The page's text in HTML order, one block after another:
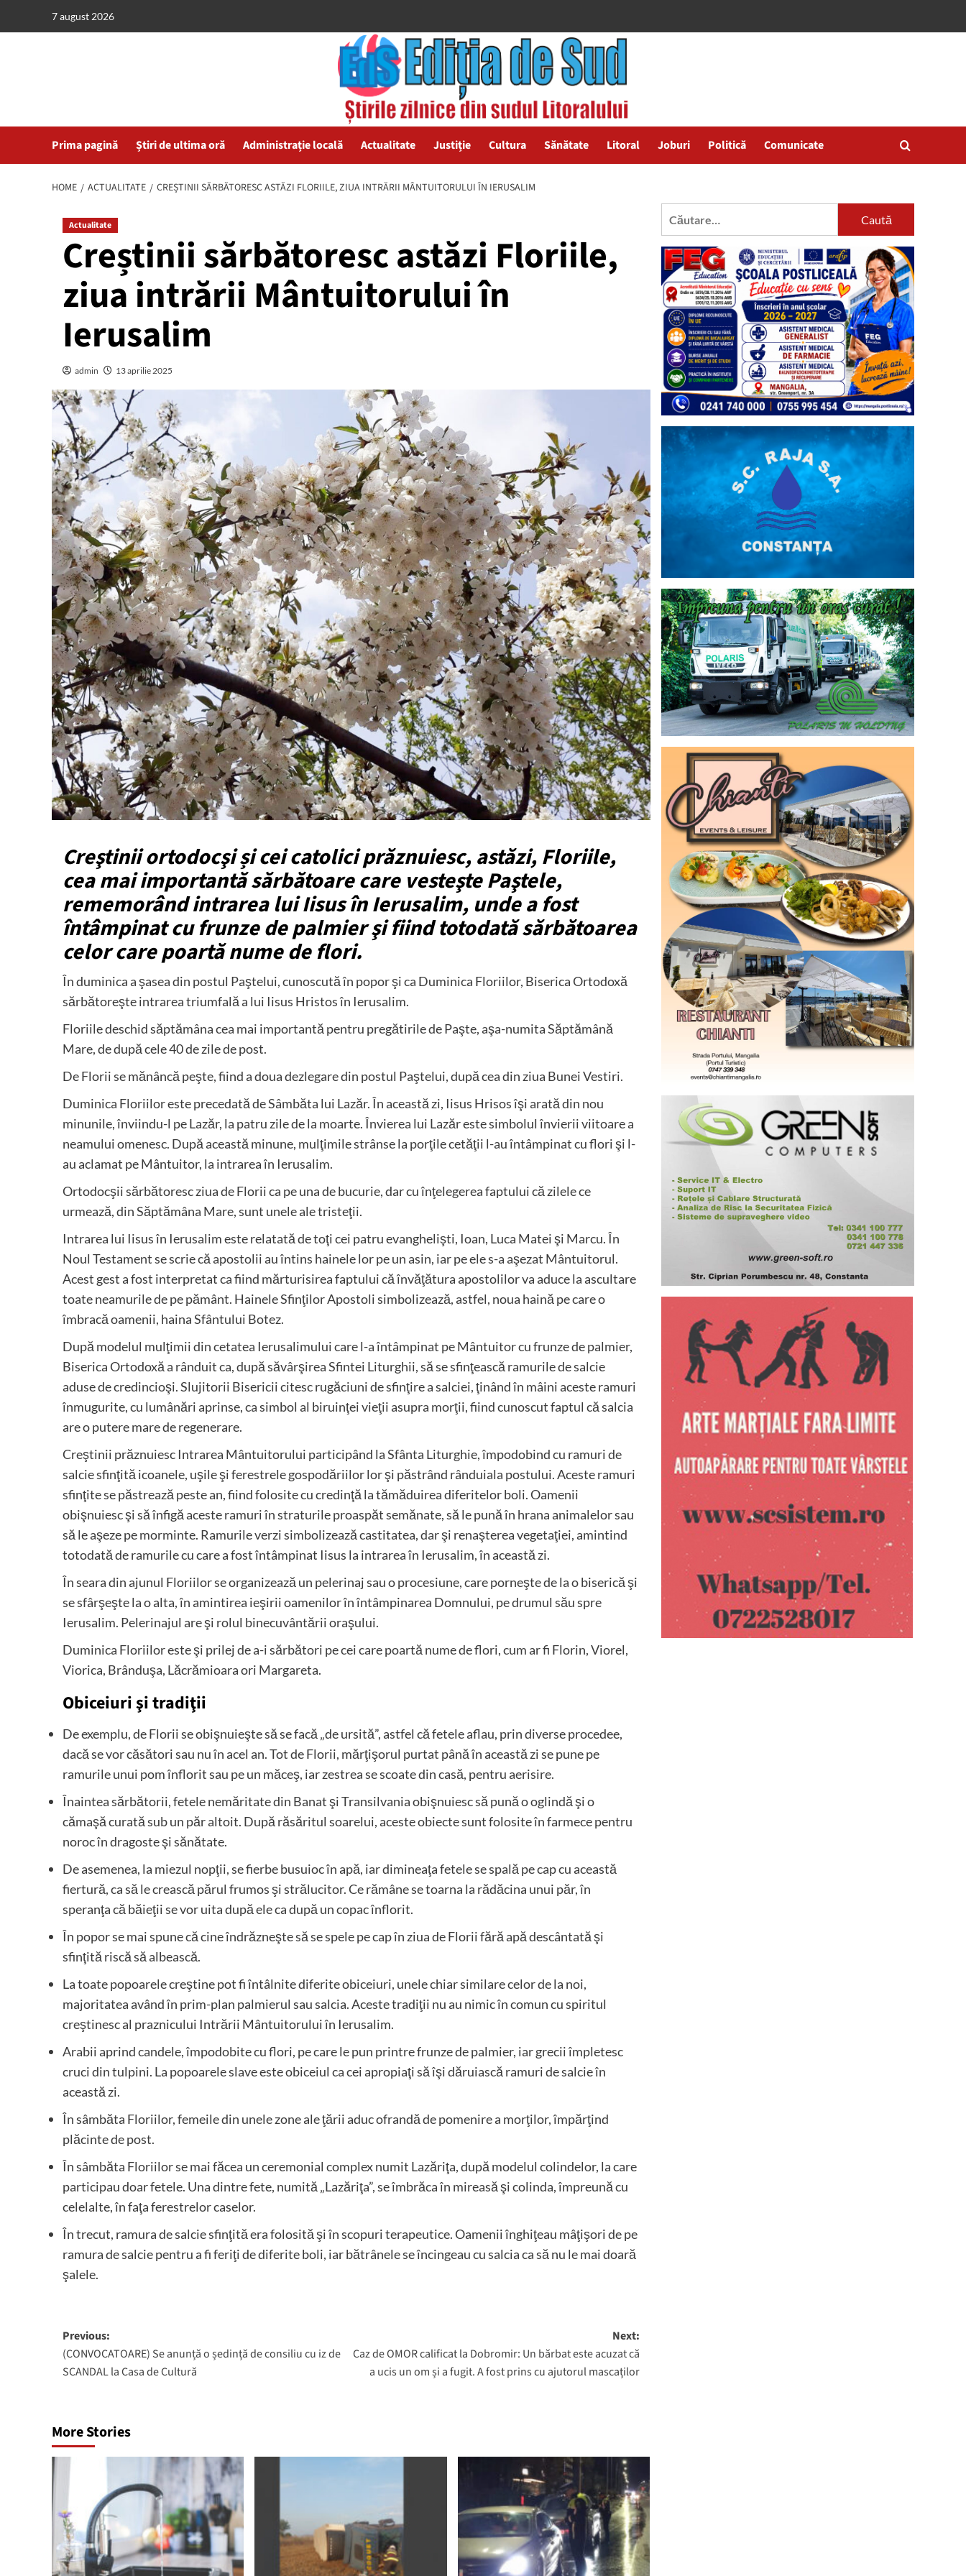
7 august 2026
Prima pagină Știri de ultima oră Administrație locală Actualitate Justiție Cultura Sănătate Litoral Joburi Politică Comunicate
HOME ACTUALITATE CREȘTINII SĂRBĂTORESC ASTĂZI FLORIILE, ZIUA INTRĂRII MÂNTUITORULUI ÎN IERUSALIM
Actualitate
Creștinii sărbătoresc astăzi Floriile,
ziua intrării Mântuitorului în
Ierusalim
admin 13 aprilie 2025
Creştinii ortodocşi și cei catolici prăznuiesc, astăzi, Floriile,
cea mai importantă sărbătoare care vesteşte Paştele,
rememorând intrarea lui Iisus în Ierusalim, unde a fost
întâmpinat cu frunze de palmier şi fiind totodată sărbătoarea
celor care poartă nume de flori.
În duminica a şasea din postul Paştelui, cunoscută în popor şi ca Duminica Floriilor, Biserica Ortodoxă
sărbătoreşte intrarea triumfală a lui Iisus Hristos în Ierusalim.
Floriile deschid săptămâna cea mai importantă pentru pregătirile de Paşte, aşa-numita Săptămână
Mare, de după cele 40 de zile de post.
De Florii se mănâncă peşte, fiind a doua dezlegare din postul Paştelui, după cea din ziua Bunei Vestiri.
Duminica Floriilor este precedată de Sâmbăta lui Lazăr. În această zi, Iisus Hrisos îşi arată din nou
minunile, înviindu-l pe Lazăr, la patru zile de la moarte. Învierea lui Lazăr este simbolul învierii viitoare a
neamului omenesc. După această minune, mulţimile strânse la porţile cetăţii l-au întâmpinat cu flori şi l-
au aclamat pe Mântuitor, la intrarea în Ierusalim.
Ortodocşii sărbătoresc ziua de Florii ca pe una de bucurie, dar cu înţelegerea faptului că zilele ce
urmează, din Săptămâna Mare, sunt unele ale tristeţii.
Intrarea lui Iisus în Ierusalim este relatată de toţi cei patru evanghelişti, Ioan, Luca Matei şi Marcu. În
Noul Testament se scrie că apostolii au întins hainele lor pe un asin, iar pe ele s-a aşezat Mântuitorul.
Acest gest a fost interpretat ca fiind mărturisirea faptului că învăţătura apostolilor va aduce la ascultare
toate neamurile de pe pământ. Hainele Sfinţilor Apostoli simbolizează, astfel, noua haină pe care o
îmbracă oamenii, haina Sfântului Botez.
După modelul mulţimii din cetatea Ierusalimului care l-a întâmpinat pe Mântuitor cu frunze de palmier,
Biserica Ortodoxă a rânduit ca, după săvârşirea Sfintei Liturghii, să se sfinţească ramurile de salcie
aduse de credincioşi. Slujitorii Bisericii citesc rugăciuni de sfinţire a salciei, ţinând în mâini aceste ramuri
înmugurite, cu lumânări aprinse, ca simbol al biruinţei vieţii asupra morţii, fiind cunoscut faptul că salcia
are o putere mare de regenerare.
Creştinii prăznuiesc Intrarea Mântuitorului participând la Sfânta Liturghie, împodobind cu ramuri de
salcie sfinţită icoanele, uşile şi ferestrele gospodăriilor lor şi păstrând rânduiala postului. Aceste ramuri
sfinţite se păstrează peste an, fiind folosite cu credinţă la tămăduirea diferitelor boli. Oamenii
obişnuiesc şi să înfigă aceste ramuri în straturile proaspăt semănate, să le pună în hrana animalelor sau
să le aşeze pe morminte. Ramurile verzi simbolizează castitatea, dar şi renaşterea vegetaţiei, amintind
totodată de ramurile cu care a fost întâmpinat Iisus la intrarea în Ierusalim, în această zi.
În seara din ajunul Floriilor se organizează un pelerinaj sau o procesiune, care porneşte de la o biserică şi
se sfârşeşte la o alta, în amintirea ieşirii oamenilor în întâmpinarea Domnului, pe drumul său spre
Ierusalim. Pelerinajul are şi rolul binecuvântării oraşului.
Duminica Floriilor este şi prilej de a-i sărbători pe cei care poartă nume de flori, cum ar fi Florin, Viorel,
Viorica, Brânduşa, Lăcrămioara ori Margareta.
Obiceiuri şi tradiţii
De exemplu, de Florii se obişnuieşte să se facă „de ursită”, astfel că fetele aflau, prin diverse procedee,
dacă se vor căsători sau nu în acel an. Tot de Florii, mărţişorul purtat până în această zi se pune pe
ramurile unui pom înflorit sau pe un măceş, iar zestrea se scoate din casă, pentru aerisire.
Înaintea sărbătorii, fetele nemăritate din Banat şi Transilvania obişnuiesc să pună o oglindă şi o
cămaşă curată sub un păr altoit. După răsăritul soarelui, aceste obiecte sunt folosite în farmece pentru
noroc în dragoste şi sănătate.
De asemenea, la miezul nopţii, se fierbe busuioc în apă, iar dimineaţa fetele se spală pe cap cu această
fiertură, ca să le crească părul frumos şi strălucitor. Ce rămâne se toarna la rădăcina unui păr, în
speranţa că băieţii se vor uita după ele ca după un copac înflorit.
În popor se mai spune că cine îndrăzneşte să se spele pe cap în ziua de Florii fără apă descântată şi
sfinţită riscă să albească.
La toate popoarele creştine pot fi întâlnite diferite obiceiuri, unele chiar similare celor de la noi,
majoritatea având în prim-plan palmierul sau salcia. Aceste tradiţii nu au nimic în comun cu spiritul
creştinesc al praznicului Intrării Mântuitorului în Ierusalim.
Arabii aprind candele, împodobite cu flori, pe care le pun printre frunze de palmier, iar grecii împletesc
cruci din tulpini. La popoarele slave este obiceiul ca cei apropiaţi să îşi dăruiască ramuri de salcie în
această zi.
În sâmbăta Floriilor, femeile din unele zone ale ţării aduc ofrandă de pomenire a morţilor, împărţind
plăcinte de post.
În sâmbăta Floriilor se mai făcea un ceremonial complex numit Lazăriţa, după modelul colindelor, la care
participau doar fetele. Una dintre fete, numită „Lazăriţa”, se îmbrăca în mireasă şi colinda, împreună cu
celelalte, în faţa ferestrelor caselor.
În trecut, ramura de salcie sfinţită era folosită şi în scopuri terapeutice. Oamenii înghiţeau mâţişori de pe
ramura de salcie pentru a fi feriţi de diferite boli, iar bătrânele se încingeau cu salcia ca să nu le mai doară
şalele.
Post
navigation
Previous:
(CONVOCATOARE) Se anunță o ședință de consiliu cu iz de
SCANDAL la Casa de Cultură
Next:
Caz de OMOR calificat la Dobromir: Un bărbat este acuzat că
a ucis un om și a fugit. A fost prins cu ajutorul mascaților
More Stories
Caută